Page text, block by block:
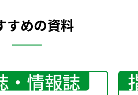
すめの資料
・情報誌